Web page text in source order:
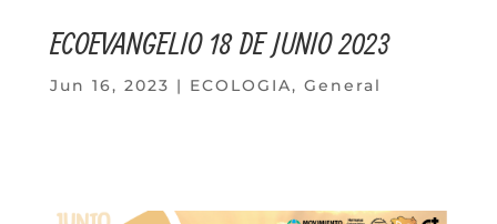
ECOEVANGELIO 18 DE JUNIO 2023
Jun 16, 2023 | ECOLOGIA, General